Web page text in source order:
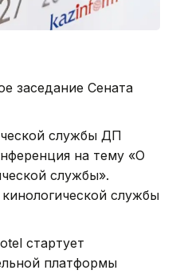
заседание Сената
службы ДП
на тему «О
службы».
службы
стартует
платформы